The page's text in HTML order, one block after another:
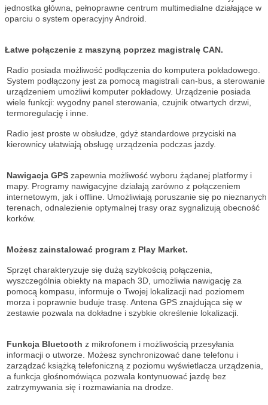
jednostka główna, pełnoprawne centrum multimedialne działające w
oparciu o system operacyjny Android.
Łatwe połączenie z maszyną poprzez magistralę CAN.
Radio posiada możliwość podłączenia do komputera pokładowego.
System podłączony jest za pomocą magistrali can-bus, a sterowanie
urządzeniem umożliwi komputer pokładowy. Urządzenie posiada
wiele funkcji: wygodny panel sterowania, czujnik otwartych drzwi,
termoregulację i inne.
Radio jest proste w obsłudze, gdyż standardowe przyciski na
kierownicy ułatwiają obsługę urządzenia podczas jazdy.
Nawigacja GPS zapewnia możliwość wyboru żądanej platformy i
mapy. Programy nawigacyjne działają zarówno z połączeniem
internetowym, jak i offline. Umożliwiają poruszanie się po nieznanych
terenach, odnalezienie optymalnej trasy oraz sygnalizują obecność
korków.
Możesz zainstalować program z Play Market.
Sprzęt charakteryzuje się dużą szybkością połączenia,
wyszczególnia obiekty na mapach 3D, umożliwia nawigację za
pomocą kompasu, informuje o Twojej lokalizacji nad poziomem
morza i poprawnie buduje trasę. Antena GPS znajdująca się w
zestawie pozwala na dokładne i szybkie określenie lokalizacji.
Funkcja Bluetooth z mikrofonem i możliwością przesyłania
informacji o utworze. Możesz synchronizować dane telefonu i
zarządzać książką telefoniczną z poziomu wyświetlacza urządzenia,
a funkcja głośnomówiąca pozwala kontynuować jazdę bez
zatrzymywania się i rozmawiania na drodze.